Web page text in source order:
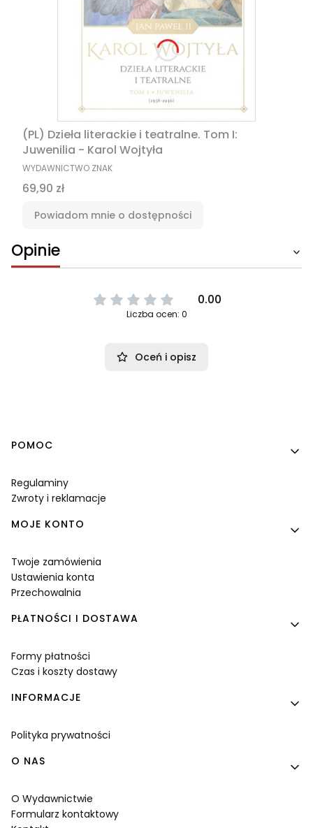
(PL) Dzieła literackie i teatralne. Tom I:
Juwenilia - Karol Wojtyła
PRODUCENT
WYDAWNICTWO ZNAK
Cena
69,90 zł
Powiadom mnie o dostępności
Opinie
0.00
Liczba ocen: 0
Oceń i opisz
Linki w stopce
POMOC
Regulaminy
Zwroty i reklamacje
MOJE KONTO
Twoje zamówienia
Ustawienia konta
Przechowalnia
PŁATNOŚCI I DOSTAWA
Formy płatności
Czas i koszty dostawy
INFORMACJE
Polityka prywatności
O NAS
O Wydawnictwie
Formularz kontaktowy